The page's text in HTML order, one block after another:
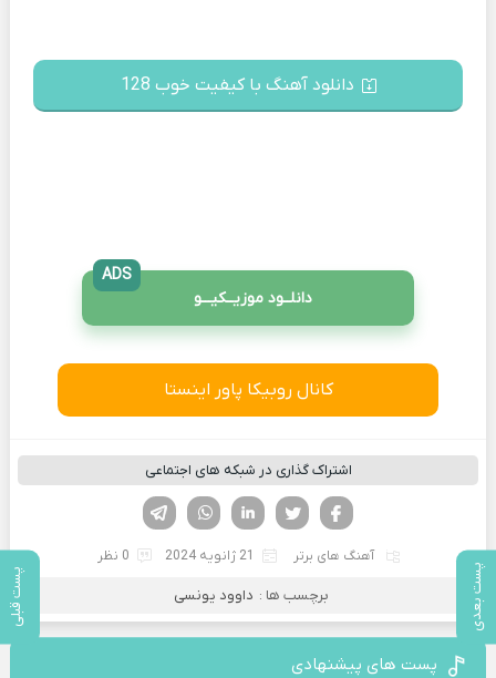
پست بعدی پست قبلی
دانلود آهنگ با کیفیت خوب 128
دانلــود موزیــکیـــو
ADS
کانال روبیکا پاور اینستا
اشتراک گذاری در شبکه های اجتماعی
لینکدین تویتر
فیسوک
آهنگ های برتر 21 ژانویه 2024 0 نظر
برچسب ها : داوود یونسی
پست های پیشنهادی